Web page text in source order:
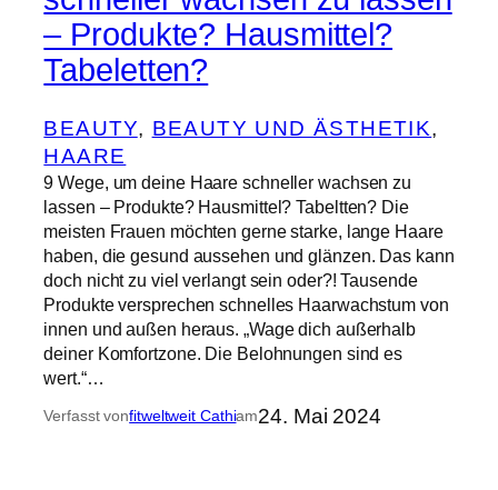
– Produkte? Hausmittel?
Tabeletten?
BEAUTY, BEAUTY UND ÄSTHETIK
HAARE
9 Wege, um deine Haare schneller wachsen zu
lassen – Produkte? Hausmittel? Tabeltten? Die
meisten Frauen möchten gerne starke, lange Haare
haben, die gesund aussehen und glänzen. Das kann
doch nicht zu viel verlangt sein oder?! Tausende
Produkte versprechen schnelles Haarwachstum von
innen und außen heraus. „Wage dich außerhalb
deiner Komfortzone. Die Belohnungen sind es
wert.“…
Verfasst vonfitweltweit Cathiam24. Mai 2024